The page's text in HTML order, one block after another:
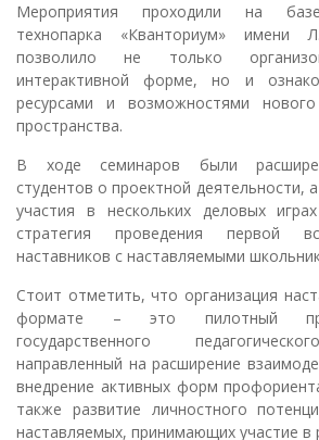
Мероприятия проходили на базе
технопарка «Кванториум» имени
позволило не только
интерактивной форме, но и
ресурсами и возможностями нового
пространства.
В ходе семинаров были
студентов о проектной деятельности,
участия в нескольких деловых
стратегия проведения первой
наставников с наставляемыми
Стоит отметить, что организация
формате – это пилотный
государственного
направленный на расширение
внедрение активных форм
также развитие личностного
наставляемых, принимающих участие в